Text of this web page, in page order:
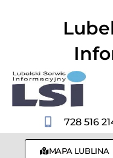
728 516
MAPA LUBLINA